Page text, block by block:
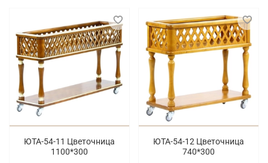
ЮТА-54-11 Цветочница
1100*300
ЮТА-54-12 Цветочница
740*300